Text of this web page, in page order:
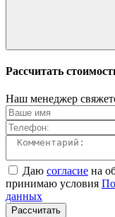
Рассчитать
Наш менеджер
Даю согласие на
принимаю условия
данных
Рассчитать